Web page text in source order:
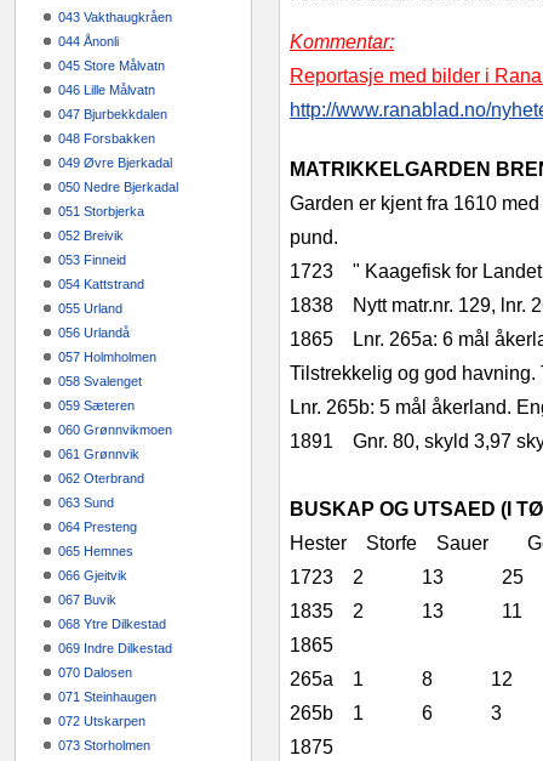
043 Vakthaugkråen
044 Ånonli
045 Store Målvatn
046 Lille Målvatn
047 Bjurbekkdalen
048 Forsbakken
049 Øvre Bjerkadal
050 Nedre Bjerkadal
051 Storbjerka
052 Breivik
053 Finneid
054 Kattstrand
055 Urland
056 Urlandå
057 Holmholmen
058 Svalenget
059 Sæteren
060 Grønnvikmoen
061 Grønnvik
062 Oterbrand
063 Sund
064 Presteng
065 Hemnes
066 Gjeitvik
067 Buvik
068 Ytre Dilkestad
069 Indre Dilkestad
070 Dalosen
071 Steinhaugen
072 Utskarpen
073 Storholmen
Kommentar:
Reportasje med bilder i
http://www.ranablad.no/
MATRIKKELGARDEN
Garden er kjent fra 1610
pund.
1723 " Kaagefisk for
1838 Nytt matr.nr. 129, lnr.
1865 Lnr. 265a: 6 mål
Tilstrekkelig og god
Lnr. 265b: 5 mål åkerland.
1891 Gnr. 80, skyld 3,97
BUSKAP OG UTSAED (I
Hester Storfe Sauer
1723 2 13
1835 2 13
1865
265a 1 8
265b 1 6
1875